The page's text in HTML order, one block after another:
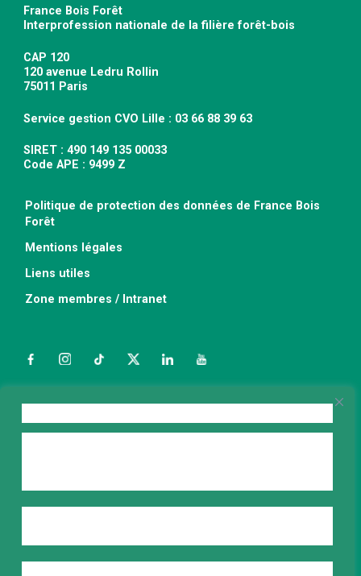
France Bois Forêt
Interprofession nationale de la filière forêt-bois
CAP 120
120 avenue Ledru Rollin
75011 Paris
Service gestion CVO Lille : 03 66 88 39 63
SIRET : 490 149 135 00033
Code APE : 9499 Z
Politique de protection des données de France Bois
Forêt
Mentions légales
Liens utiles
Zone membres / Intranet
FacebookInstagramTikTokTwitterLinkedInYouTube
Nous contacter
E-mail*